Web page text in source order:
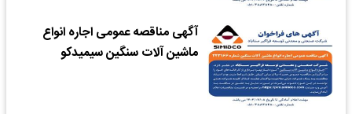
آگهی مناقصه عمومی اجاره انواع
ماشین آلات سنگین سیمیدکو